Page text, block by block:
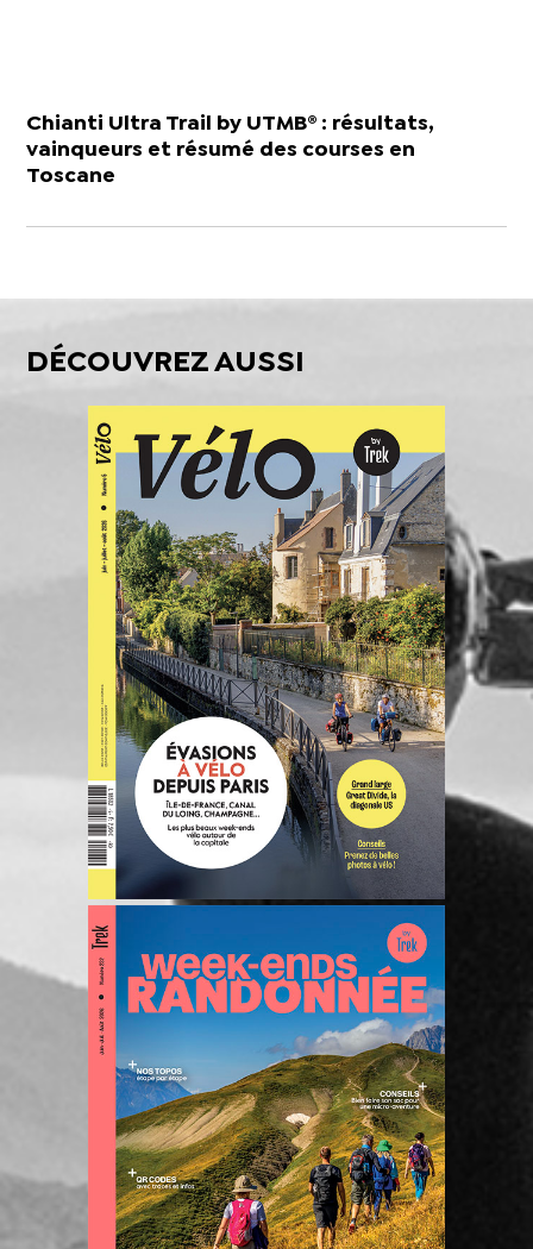
Chianti Ultra Trail by UTMB® : résultats,
vainqueurs et résumé des courses en
Toscane
DÉCOUVREZ AUSSI